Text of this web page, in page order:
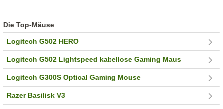
Die Top-Mäuse
Logitech G502 HERO
Logitech G502 Lightspeed kabellose Gaming Maus
Logitech G300S Optical Gaming Mouse
Razer Basilisk V3